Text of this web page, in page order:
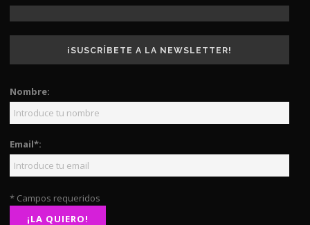
¡SUSCRÍBETE A LA NEWSLETTER!
Nombre:
Email*:
* Campos requeridos